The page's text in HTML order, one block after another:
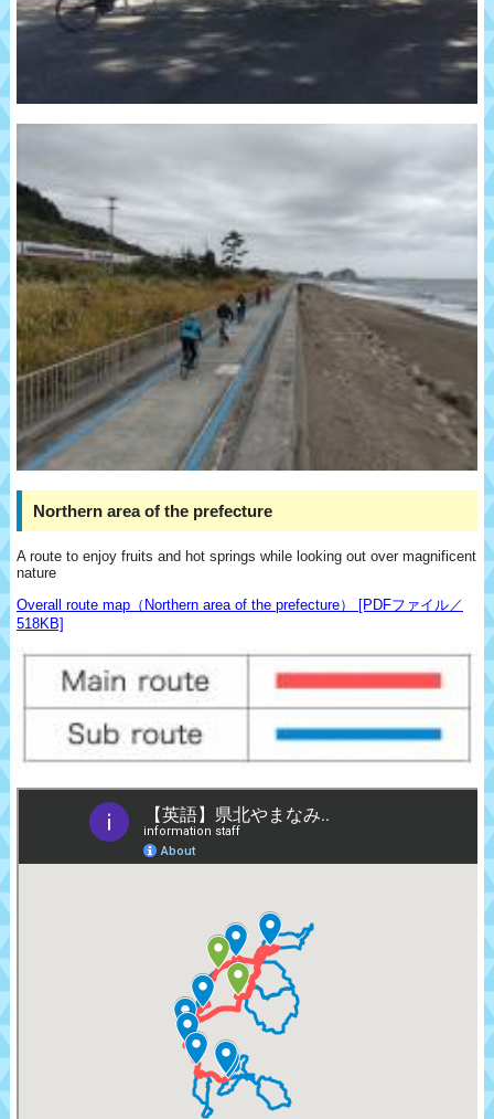
Northern area of the prefecture
A route to enjoy fruits and hot springs while looking out over magnificent
nature
Overall route map（Northern area of the prefecture） [PDFファイル／
518KB]